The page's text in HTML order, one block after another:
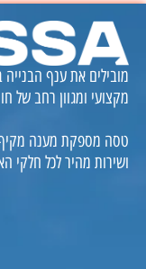
מקצועי ומגוון רחב של
טסה מספקת מענה מקיף
ושירות מהיר לכל חלקי